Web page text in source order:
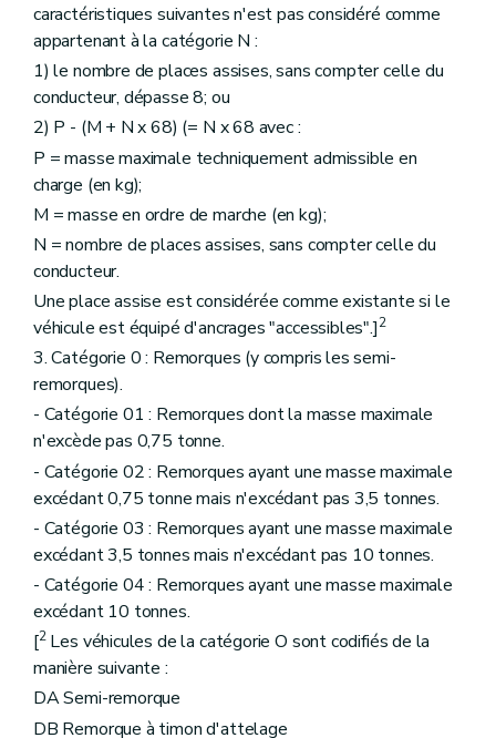
caractéristiques suivantes n'est pas considéré comme
appartenant à la catégorie N :
1) le nombre de places assises, sans compter celle du
conducteur, dépasse 8; ou
2) P - (M + N x 68) (= N x 68 avec :
P = masse maximale techniquement admissible en
charge (en kg);
M = masse en ordre de marche (en kg);
N = nombre de places assises, sans compter celle du
conducteur.
Une place assise est considérée comme existante si le
véhicule est équipé d'ancrages "accessibles".]2
3. Catégorie 0 : Remorques (y compris les semi-
remorques).
- Catégorie 01 : Remorques dont la masse maximale
n'excède pas 0,75 tonne.
- Catégorie 02 : Remorques ayant une masse maximale
excédant 0,75 tonne mais n'excédant pas 3,5 tonnes.
- Catégorie 03 : Remorques ayant une masse maximale
excédant 3,5 tonnes mais n'excédant pas 10 tonnes.
- Catégorie 04 : Remorques ayant une masse maximale
excédant 10 tonnes.
[2Les véhicules de la catégorie O sont codifiés de la
manière suivante :
DA Semi-remorque
DB Remorque à timon d'attelage